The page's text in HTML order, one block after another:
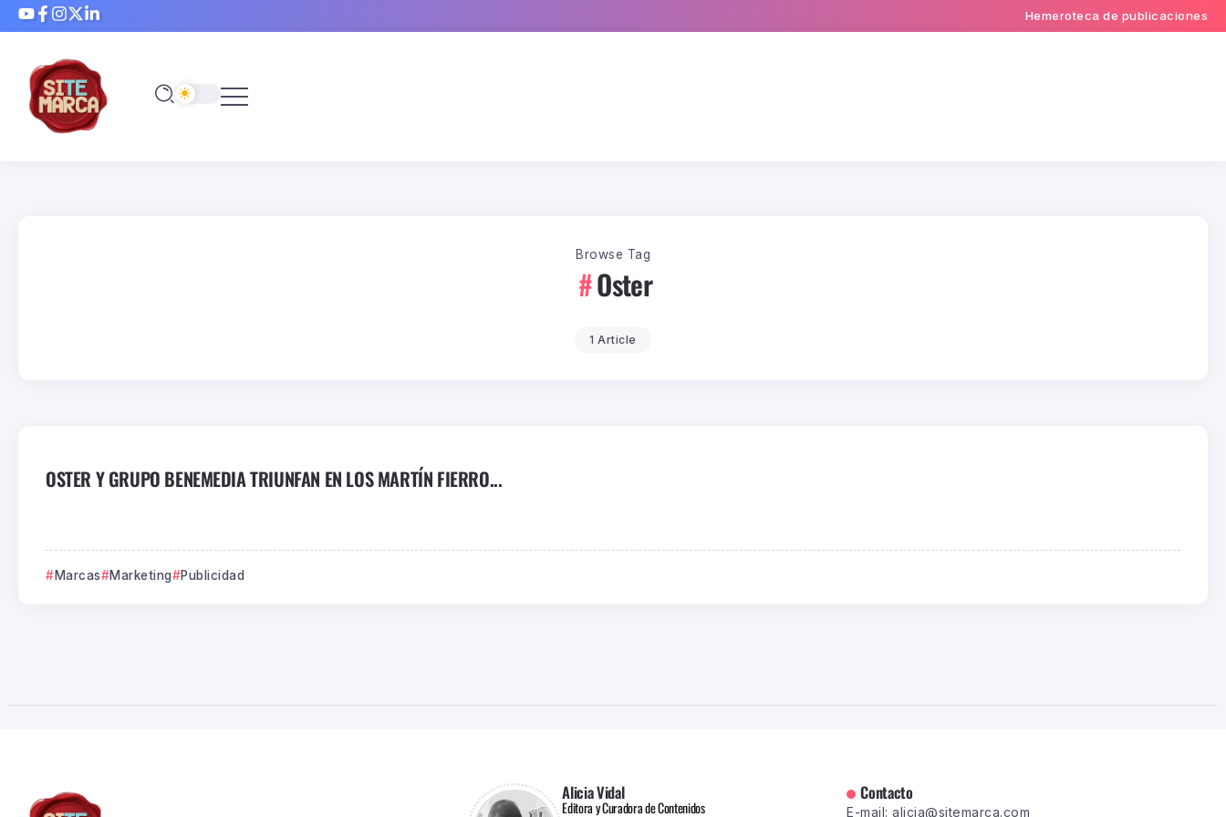
Hemeroteca de publicaciones
Browse Tag
Oster
1 Article
OSTER Y GRUPO BENEMEDIA TRIUNFAN EN LOS MARTÍN FIERRO...
Marcas Marketing Publicidad
Alicia Vidal
Editora y Curadora de Contenidos
Contacto
E-mail: alicia@sitemarca.com